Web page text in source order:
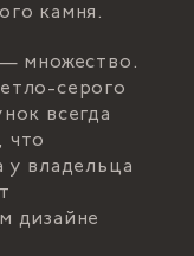
камня.
— множество.
серого
всегда
что
у владельца
дизайне